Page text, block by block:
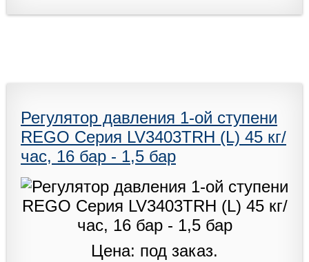
Регулятор давления 1-ой ступени
REGO Серия LV3403TRH (L) 45 кг/
час, 16 бар - 1,5 бар
Цена: под заказ.